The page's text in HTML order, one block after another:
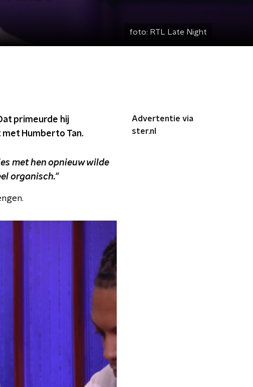
foto: RTL Late Night
primeurde hij
Humberto Tan.
met hen opnieuw wilde
organisch."
Advertentie via
ster.nl